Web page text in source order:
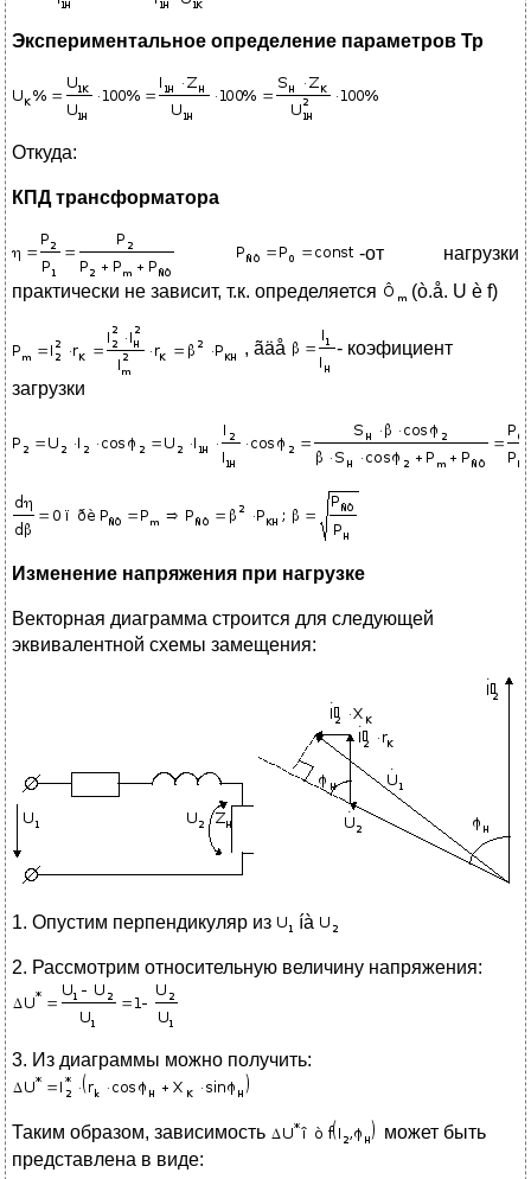
Экспериментальное определение параметров Тр
Откуда:
КПД трансформатора
-от нагрузки
практически не зависит, т.к. определяется
(ò.å. U è f)
, ãäå
- коэфициент
загрузки
Изменение напряжения при нагрузке
Векторная диаграмма строится для следующей
эквивалентной схемы замещения:
1. Опустим перпендикуляр из íà
2. Рассмотрим относительную величину напряжения:
3. Из диаграммы можно получить:
Таким образом, зависимость
может быть
представлена в виде: